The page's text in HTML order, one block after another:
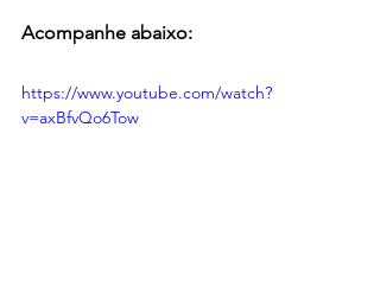
Acompanhe abaixo:
https://www.youtube.com/watch?
v=axBfvQo6Tow